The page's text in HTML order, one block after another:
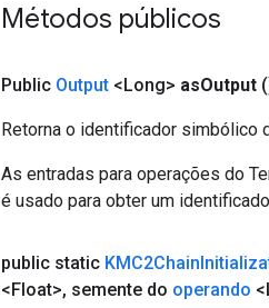
Métodos públicos
Public Output <Long> asOutput
Retorna o identificador simbólico
As entradas para operações do
é usado para obter um
public static KMC2Chain
<Float>, semente do operando